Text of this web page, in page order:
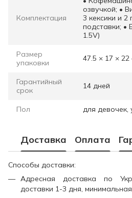
Комплектация
озвучкой; •
3 кексики и 2
подставки; •
1.5V)
Размер
упаковки
47.5 × 17 × 22
Гарантийный
срок
14 дней
Пол для девочек,
Доставка Оплата
Способы доставки:
Адресная доставка по
доставки 1-3 дня,